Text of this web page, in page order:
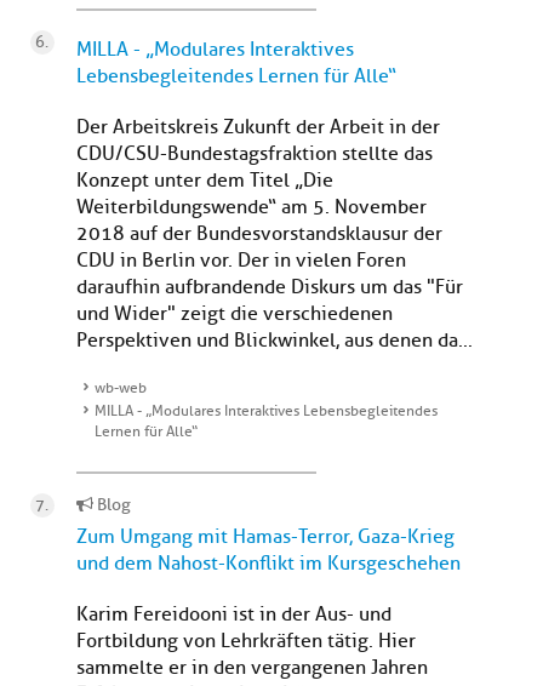
MILLA - „Modulares Interaktives
Lebensbegleitendes Lernen für Alle“
Der Arbeitskreis Zukunft der Arbeit in der
CDU/CSU-Bundestagsfraktion stellte das
Konzept unter dem Titel „Die
Weiterbildungswende“ am 5. November
2018 auf der Bundesvorstandsklausur der
CDU in Berlin vor. Der in vielen Foren
daraufhin aufbrandende Diskurs um das "Für
und Wider" zeigt die verschiedenen
Perspektiven und Blickwinkel, aus denen da...
wb-web
MILLA - „Modulares Interaktives Lebensbegleitendes
Lernen für Alle“
Blog
Zum Umgang mit Hamas-Terror, Gaza-Krieg
und dem Nahost-Konflikt im Kursgeschehen
Karim Fereidooni ist in der Aus- und
Fortbildung von Lehrkräften tätig. Hier
sammelte er in den vergangenen Jahren